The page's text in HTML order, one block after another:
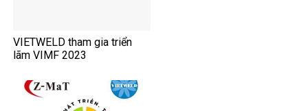
VIETWELD tham gia triển
lãm VIMF 2023